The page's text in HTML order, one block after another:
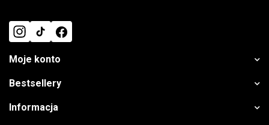
Moje konto
Bestsellery
Informacja